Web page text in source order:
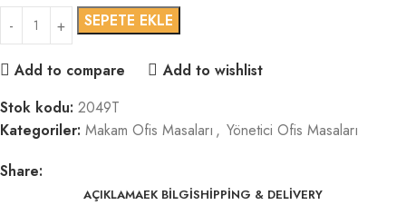
SEPETE EKLE
Add to compare
Add to wishlist
Stok kodu: 2049T
Kategoriler: Makam Ofis Masaları , Yönetici Ofis Masaları
Share:
AÇIKLAMAEK BILGISHIPPING & DELIVERY